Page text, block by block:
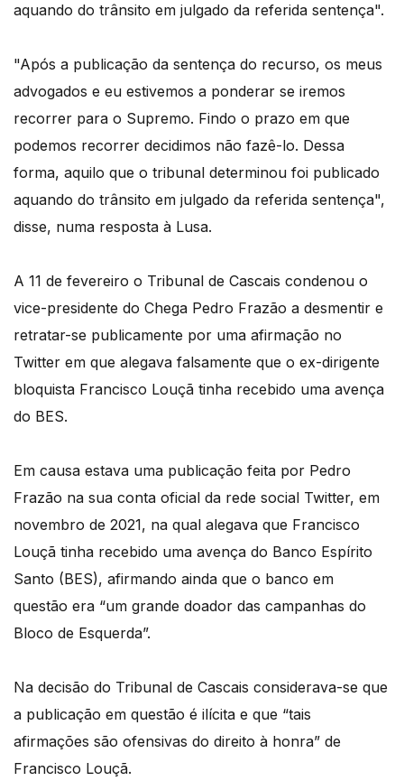
aquando do trânsito em julgado da referida sentença".
"Após a publicação da sentença do recurso, os meus
advogados e eu estivemos a ponderar se iremos
recorrer para o Supremo. Findo o prazo em que
podemos recorrer decidimos não fazê-lo. Dessa
forma, aquilo que o tribunal determinou foi publicado
aquando do trânsito em julgado da referida sentença",
disse, numa resposta à Lusa.
A 11 de fevereiro o Tribunal de Cascais condenou o
vice-presidente do Chega Pedro Frazão a desmentir e
retratar-se publicamente por uma afirmação no
Twitter em que alegava falsamente que o ex-dirigente
bloquista Francisco Louçã tinha recebido uma avença
do BES.
Em causa estava uma publicação feita por Pedro
Frazão na sua conta oficial da rede social Twitter, em
novembro de 2021, na qual alegava que Francisco
Louçã tinha recebido uma avença do Banco Espírito
Santo (BES), afirmando ainda que o banco em
questão era “um grande doador das campanhas do
Bloco de Esquerda”.
Na decisão do Tribunal de Cascais considerava-se que
a publicação em questão é ilícita e que “tais
afirmações são ofensivas do direito à honra” de
Francisco Louçã.